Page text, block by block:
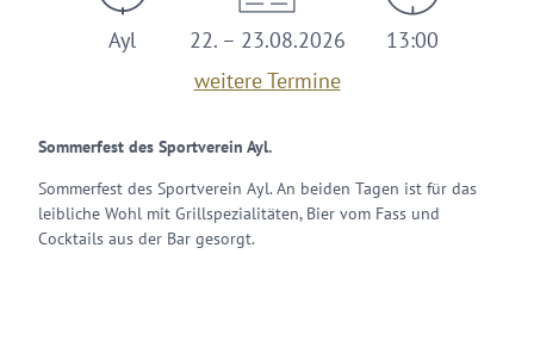
Ayl
22. – 23.08.2026
weitere Termine
13:00
Sommerfest des Sportverein Ayl.
Sommerfest des Sportverein Ayl. An beiden Tagen ist für das
leibliche Wohl mit Grillspezialitäten, Bier vom Fass und
Cocktails aus der Bar gesorgt.